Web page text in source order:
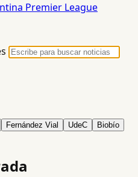
Premier League
Fernández Vial UdeC Biobío